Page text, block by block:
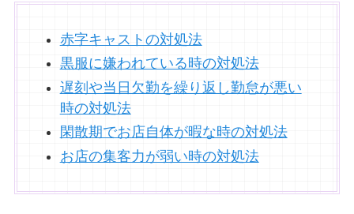
赤字キャストの対処法
黒服に嫌われている時の対処法
遅刻や当日欠勤を繰り返し勤怠が悪い
時の対処法
閑散期でお店自体が暇な時の対処法
お店の集客力が弱い時の対処法